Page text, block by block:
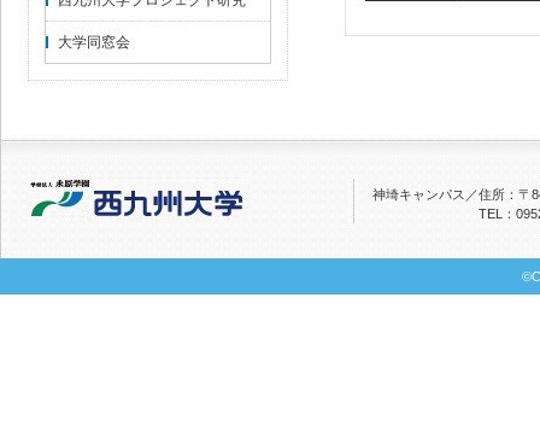
大学同窓会
神埼キャンパス／住所：〒
TEL：